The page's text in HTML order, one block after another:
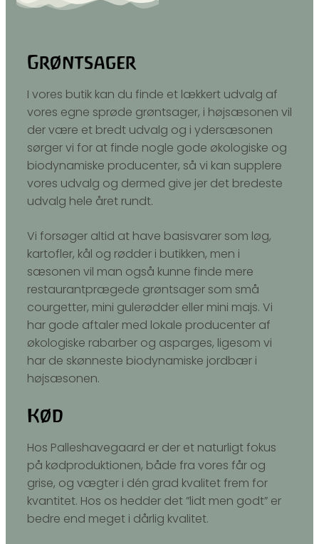
Grøntsager
I vores butik kan du finde et lækkert udvalg af
vores egne sprøde grøntsager, i højsæsonen vil
der være et bredt udvalg og i ydersæsonen
sørger vi for at finde nogle gode økologiske og
biodynamiske producenter, så vi kan supplere
vores udvalg og dermed give jer det bredeste
udvalg hele året rundt.
Vi forsøger altid at have basisvarer som løg,
kartofler, kål og rødder i butikken, men i
sæsonen vil man også kunne finde mere
restaurantprægede grøntsager som små
courgetter, mini gulerødder eller mini majs. Vi
har gode aftaler med lokale producenter af
økologiske rabarber og asparges, ligesom vi
har de skønneste biodynamiske jordbær i
højsæsonen.
Kød
Hos Palleshavegaard er der et naturligt fokus
på kødproduktionen, både fra vores får og
grise, og vægter i dén grad kvalitet frem for
kvantitet. Hos os hedder det ”lidt men godt” er
bedre end meget i dårlig kvalitet.